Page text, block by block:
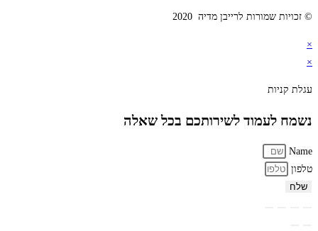
© זכויות שמורות לרייבן מדיה 2020
×
×
עגלת קניות
נשמח לעמוד לשירותכם בכל שאלה
Name
טלפון
שלח